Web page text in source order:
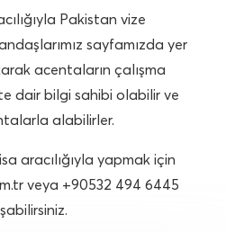
Pakistan vize
sayfamızda yer
acentaların çalışma
dair bilgi sahibi olabilir ve
alabilirler.
aracılığıyla yapmak için
veya +90532 494 6445